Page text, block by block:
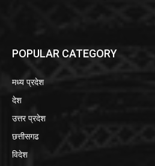
POPULAR CATEGORY
मध्य प्रदेश
देश
उत्तर प्रदेश
छत्तीसगढ
विदेश